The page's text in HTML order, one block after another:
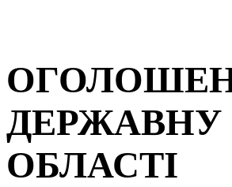
ДЕРЖАВНУ
ОБЛАСТІ